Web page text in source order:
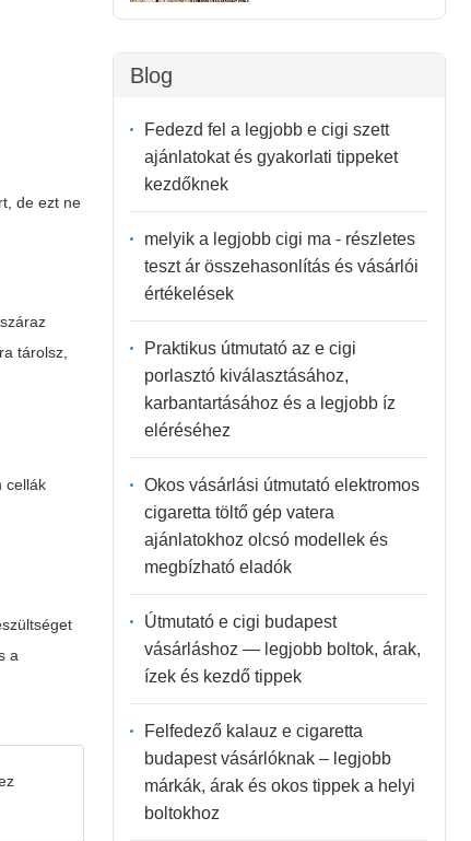
de ezt ne
tárolsz,
cellák
a
Blog
Fedezd fel a legjobb e cigi szett
ajánlatokat és gyakorlati tippeket
kezdőknek
melyik a legjobb cigi ma - részletes
teszt ár összehasonlítás és vásárlói
értékelések
Praktikus útmutató az e cigi
porlasztó kiválasztásához,
karbantartásához és a legjobb íz
eléréséhez
Okos vásárlási útmutató elektromos
cigaretta töltő gép vatera
ajánlatokhoz olcsó modellek és
megbízható eladók
Útmutató e cigi budapest
vásárláshoz — legjobb boltok, árak,
ízek és kezdő tippek
Felfedező kalauz e cigaretta
budapest vásárlóknak – legjobb
márkák, árak és okos tippek a helyi
boltokhoz